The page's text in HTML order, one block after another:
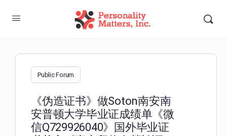
Public Forum
《伪造证书》做Soton南安南
安普顿大学毕业证成绩单《微
信Q729926040》国外毕业证